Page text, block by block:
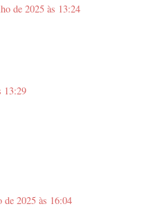
de 2025 às 13:24
13:29
de 2025 às 16:04